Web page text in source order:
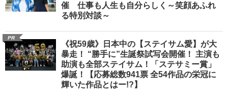
催 仕事も人生も自分らしく～笑顔あふれ
る特別対談～
PR
《祝59歳》日本中の【ステイサム愛】が大
暴走！ “勝手に”生誕祭試写会開催！ 主演も
助演も全部ステイサム！「ステサミー賞」
爆誕！【応募総数941票 全54作品の栄冠に
輝いた作品とはー!?】